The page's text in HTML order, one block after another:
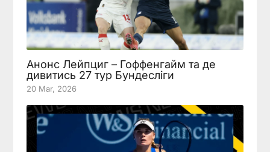
Анонс Лейпциг – Гоффенгайм та де
дивитись 27 тур Бундесліги
20 Mar, 2026